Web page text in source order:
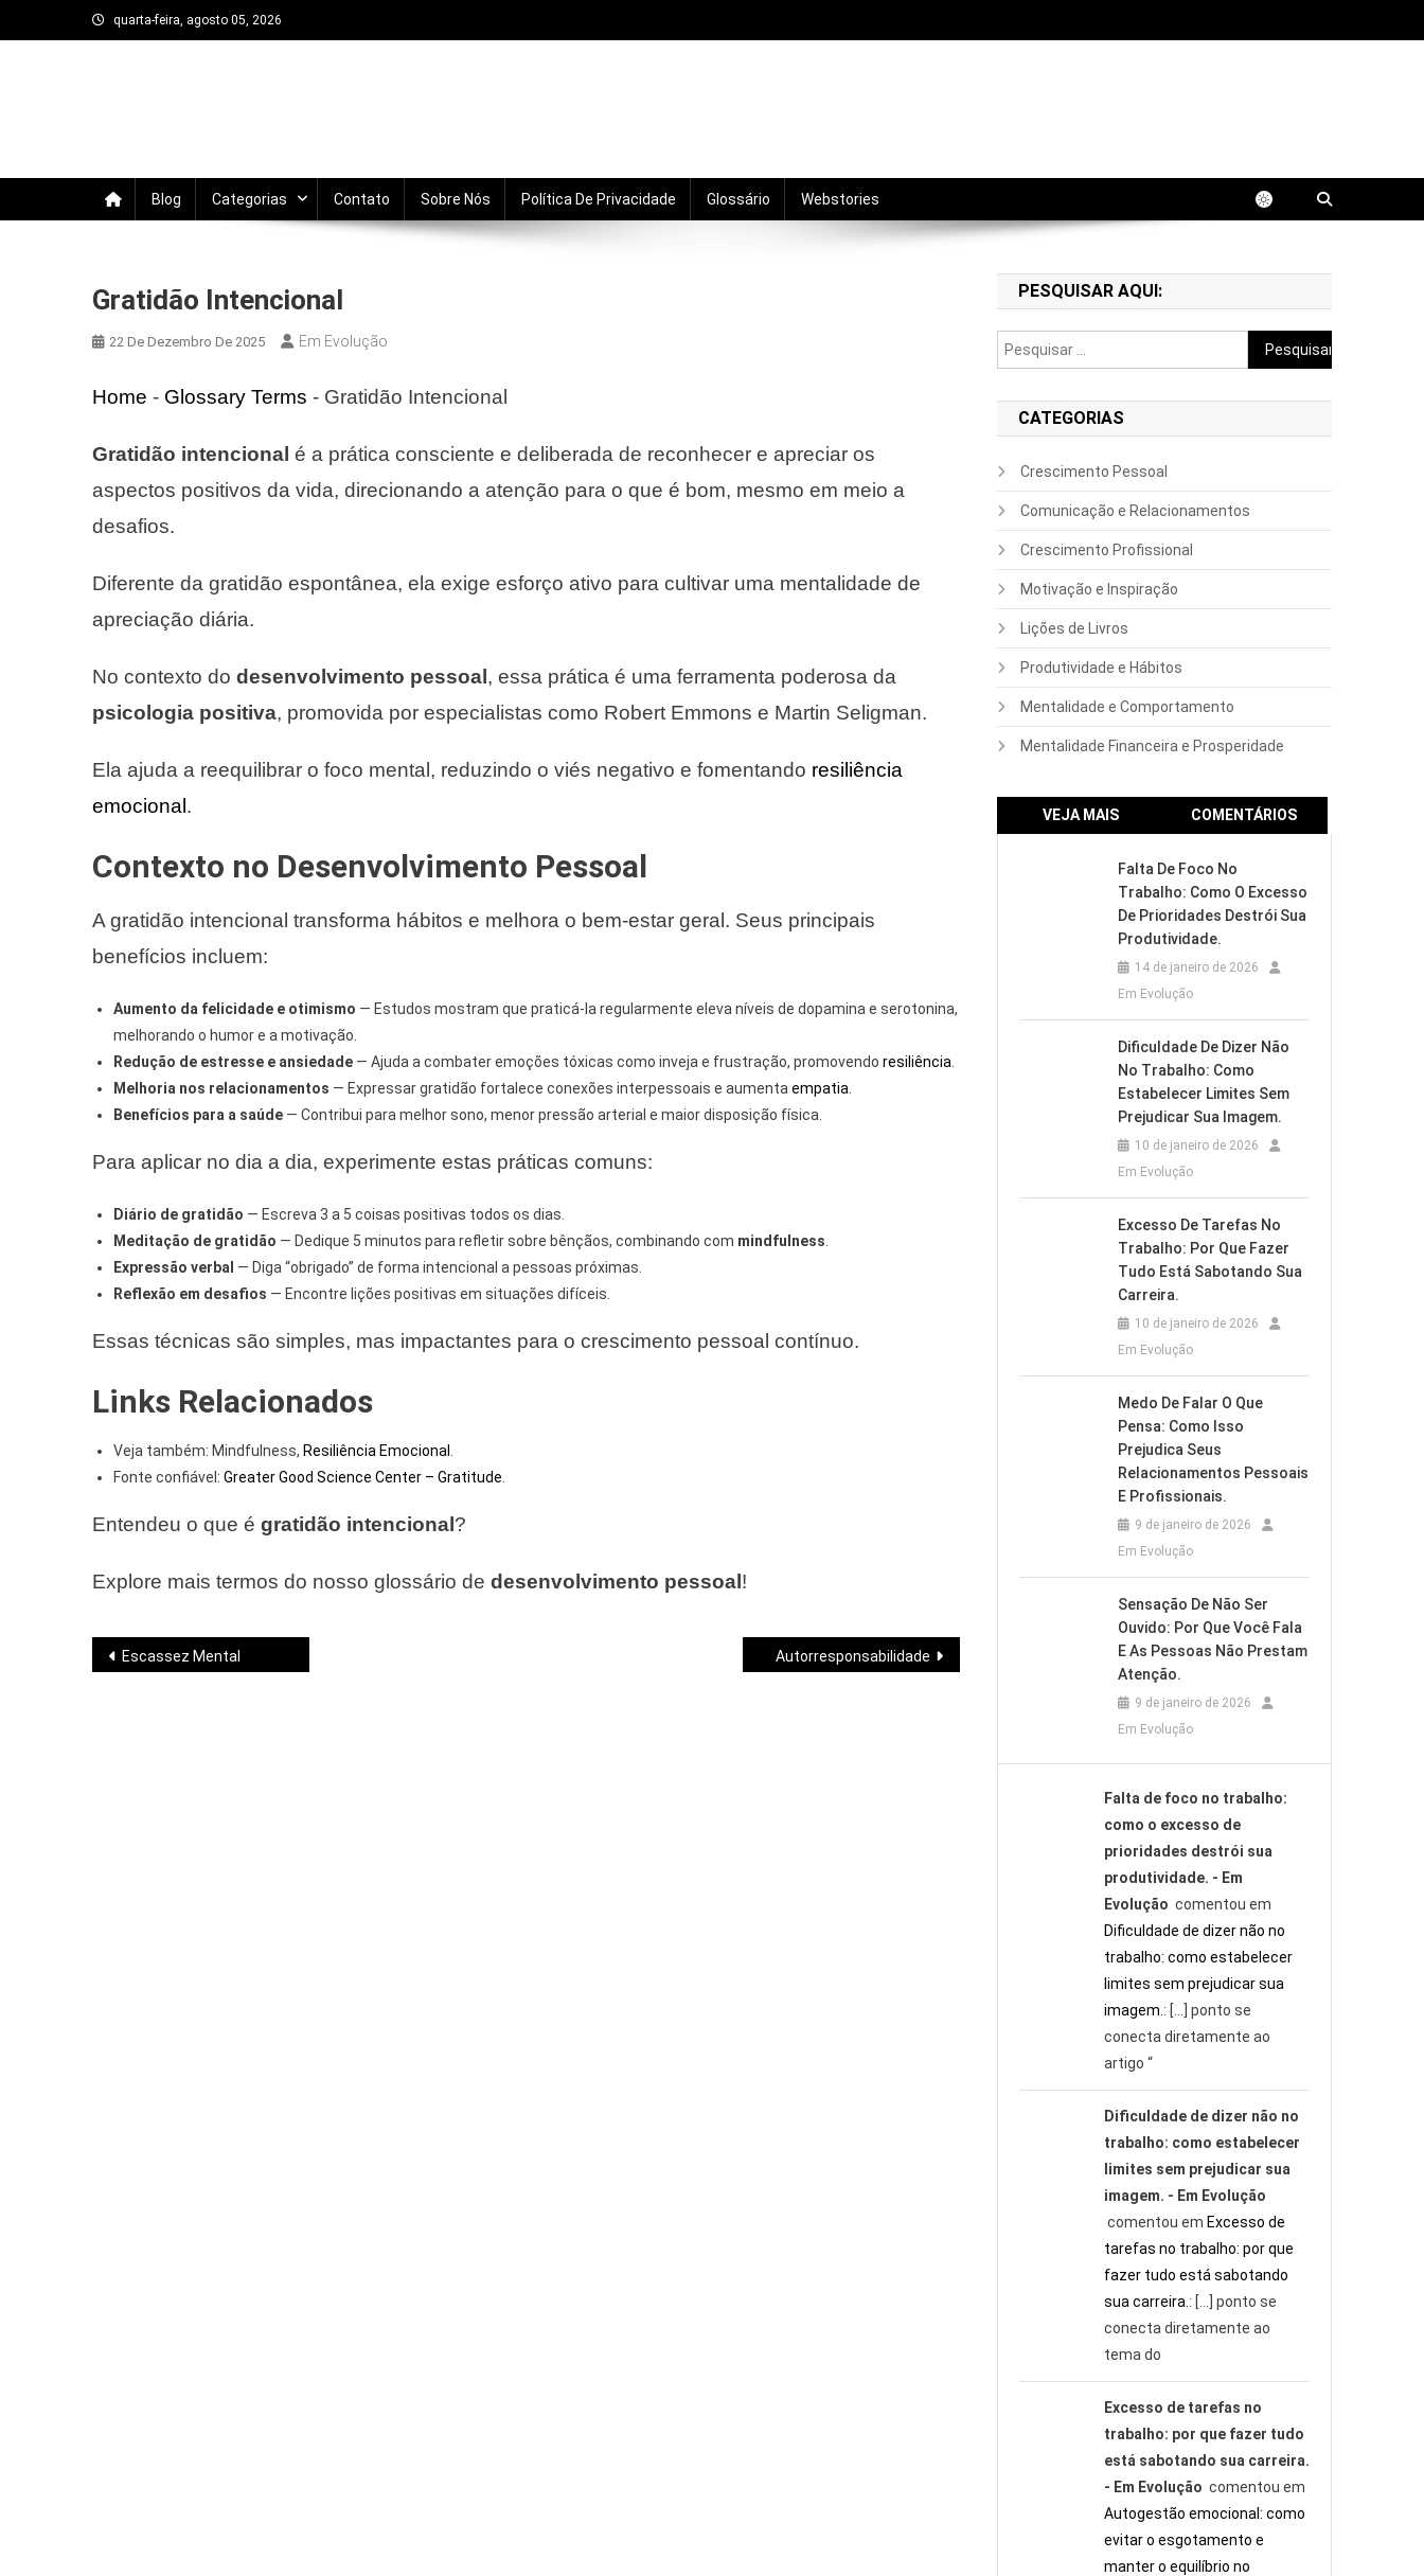
to
quarta-feira, agosto 05, 2026
evoluir todos os dias.
Blog Categorias Contato Sobre Nós Política De Privacidade Glossário Webstories
Gratidão Intencional
22 De Dezembro De 2025 Em Evolução
Home - Glossary Terms - Gratidão Intencional
Gratidão intencional é a prática consciente e deliberada de reconhecer e apreciar os
aspectos positivos da vida, direcionando a atenção para o que é bom, mesmo em meio a
desafios.
Diferente da gratidão espontânea, ela exige esforço ativo para cultivar uma mentalidade de
apreciação diária.
No contexto do desenvolvimento pessoal , essa prática é uma ferramenta poderosa da
psicologia positiva, promovida por especialistas como Robert Emmons e Martin Seligman.
Ela ajuda a reequilibrar o foco mental, reduzindo o viés negativo e fomentando resiliência
emocional .
Contexto no Desenvolvimento Pessoal
A gratidão intencional transforma hábitos e melhora o bem-estar geral. Seus principais
benefícios incluem:
Aumento da felicidade e otimismo — Estudos mostram que praticá-la regularmente eleva níveis de dopamina e serotonina,
melhorando o humor e a motivação.
Redução de estresse e ansiedade — Ajuda a combater emoções tóxicas como inveja e frustração, promovendo resiliência
Melhoria nos relacionamentos — Expressar gratidão fortalece conexões interpessoais e aumenta empatia
Benefícios para a saúde — Contribui para melhor sono, menor pressão arterial e maior disposição física.
Para aplicar no dia a dia, experimente estas práticas comuns:
Diário de gratidão — Escreva 3 a 5 coisas positivas todos os dias.
Meditação de gratidão — Dedique 5 minutos para refletir sobre bênçãos, combinando com mindfulness
Expressão verbal — Diga “obrigado” de forma intencional a pessoas próximas.
Reflexão em desafios — Encontre lições positivas em situações difíceis.
Essas técnicas são simples, mas impactantes para o crescimento pessoal contínuo.
Links Relacionados
Veja também: Mindfulness, Resiliência Emocional
Fonte confiável: Greater Good Science Center – Gratitude
Entendeu o que é gratidão intencional ?
Explore mais termos do nosso glossário de desenvolvimento pessoal !
Navegação
Escassez Mental Autorresponsabilidade
PESQUISAR AQUI:
Pesquisar
por:
CATEGORIAS
Crescimento Pessoal
Comunicação e Relacionamentos
Crescimento Profissional
Motivação e Inspiração
Lições de Livros
Produtividade e Hábitos
Mentalidade e Comportamento
Mentalidade Financeira e Prosperidade
VEJA MAIS COMENTÁRIOS
Falta De Foco No
Trabalho: Como O Excesso
De Prioridades Destrói Sua
Produtividade.
14 de janeiro de 2026
Em Evolução
Dificuldade De Dizer Não
No Trabalho: Como
Estabelecer Limites Sem
Prejudicar Sua Imagem.
10 de janeiro de 2026
Em Evolução
Excesso De Tarefas No
Trabalho: Por Que Fazer
Tudo Está Sabotando Sua
Carreira.
10 de janeiro de 2026
Em Evolução
Medo De Falar O Que
Pensa: Como Isso
Prejudica Seus
Relacionamentos Pessoais
E Profissionais.
9 de janeiro de 2026
Em Evolução
Sensação De Não Ser
Ouvido: Por Que Você Fala
E As Pessoas Não Prestam
Atenção.
9 de janeiro de 2026
Em Evolução
Falta de foco no trabalho:
como o excesso de
prioridades destrói sua
produtividade. - Em
Evolução comentou em
Dificuldade de dizer não no
trabalho: como estabelecer
limites sem prejudicar sua
imagem. : […] ponto se
conecta diretamente ao
artigo “
Dificuldade de dizer não no
trabalho: como estabelecer
limites sem prejudicar sua
imagem. - Em Evolução
comentou em Excesso de
tarefas no trabalho: por que
fazer tudo está sabotando
sua carreira. : […] ponto se
conecta diretamente ao
tema do
Excesso de tarefas no
trabalho: por que fazer tudo
está sabotando sua carreira.
- Em Evolução comentou em
Autogestão emocional: como
evitar o esgotamento e
manter o equilíbrio no